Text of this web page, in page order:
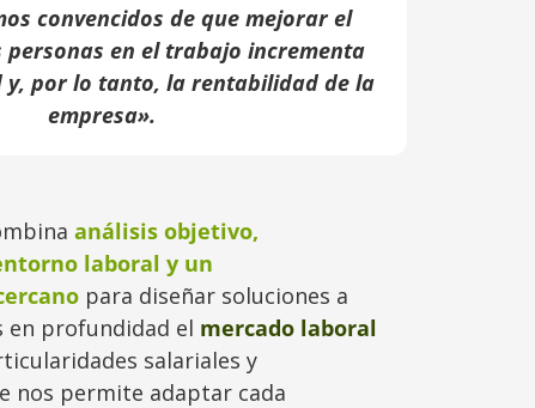
convencidos de que mejorar el
personas en el trabajo incrementa
y, por lo tanto, la rentabilidad de la
empresa».
análisis objetivo,
laboral y un
para diseñar soluciones a
en profundidad el mercado laboral
salariales y
nos permite adaptar cada